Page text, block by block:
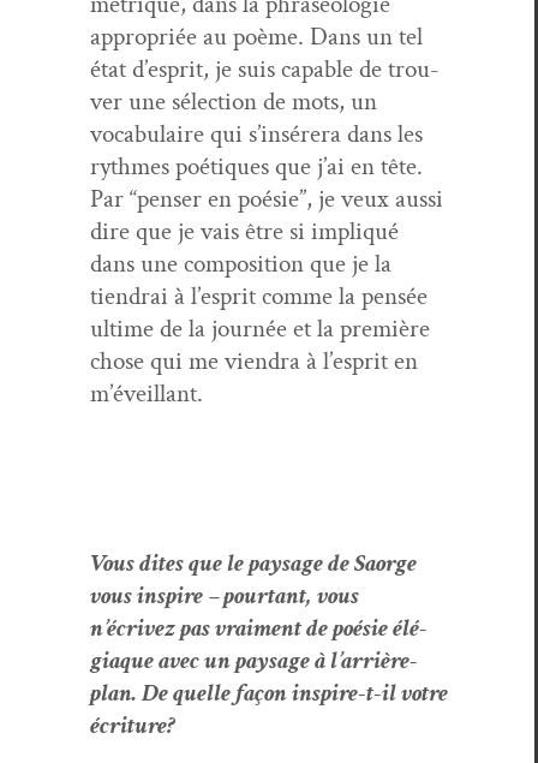
appro­priée au poème. Dans un tel
état d’e­sprit, je suis capa­ble de trou­
ver une sélec­tion de mots, un
vocab­u­laire qui s’in­sér­era dans les
rythmes poé­tiques que j’ai en tête.
Par “penser en poésie”, je veux aus­si
dire que je vais être si impliqué
dans une com­po­si­tion que je la
tiendrai à l’e­sprit comme la pen­sée
ultime de la journée et la pre­mière
chose qui me vien­dra à l’e­sprit en
m’éveillant.
Vous dites que le paysage de Saorge
vous inspire – pour­tant, vous
n’écrivez pas vrai­ment de poésie élé­
giaque avec un paysage à l’ar­rière-
plan. De quelle façon inspire-t-il votre
écriture?